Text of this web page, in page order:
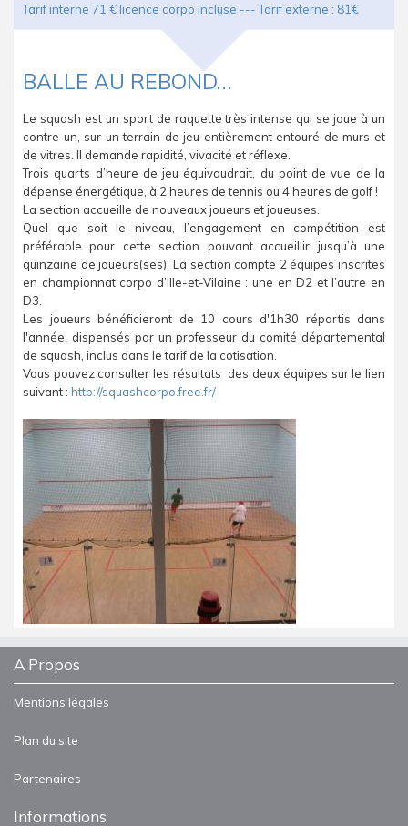
Tarif interne 71 € licence corpo incluse --- Tarif externe : 81€
BALLE AU REBOND…
Le squash est un sport de raquette très intense qui se joue à un
contre un, sur un terrain de jeu entièrement entouré de murs et
de vitres. Il demande rapidité, vivacité et réflexe.
Trois quarts d’heure de jeu équivaudrait, du point de vue de la
dépense énergétique, à 2 heures de tennis ou 4 heures de golf !
La section accueille de nouveaux joueurs et joueuses.
Quel que soit le niveau, l’engagement en compétition est
préférable pour cette section pouvant accueillir jusqu’à une
quinzaine de joueurs(ses). La section compte 2 équipes inscrites
en championnat corpo d’Ille-et-Vilaine : une en D2 et l’autre en
D3.
Les joueurs bénéficieront de 10 cours d'1h30 répartis dans
l'année, dispensés par un professeur du comité départemental
de squash, inclus dans le tarif de la cotisation.
Vous pouvez consulter les résultats des deux équipes sur le lien
suivant : http://squashcorpo.free.fr/
A Propos
Mentions légales
Plan du site
Partenaires
Informations